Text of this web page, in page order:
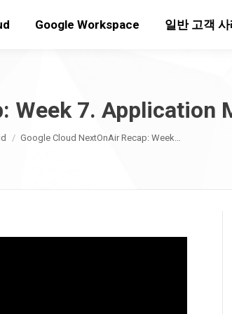
Google Workspace 일반 고객 사
Week 7. Application
Google Cloud NextOnAir Recap: Week…